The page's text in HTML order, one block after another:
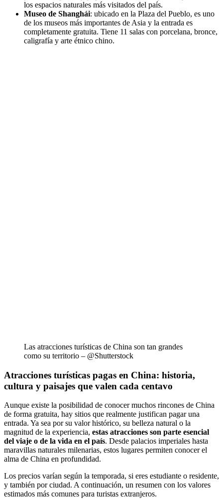
los espacios naturales más visitados del país.
Museo de Shanghái: ubicado en la Plaza del Pueblo, es uno
de los museos más importantes de Asia y la entrada es
completamente gratuita. Tiene 11 salas con porcelana, bronce,
caligrafía y arte étnico chino.
Las atracciones turísticas de China son tan grandes
como su territorio – @Shutterstock
Atracciones turísticas pagas en China: historia,
cultura y paisajes que valen cada centavo
Aunque existe la posibilidad de conocer muchos rincones de China
de forma gratuita, hay sitios que realmente justifican pagar una
entrada. Ya sea por su valor histórico, su belleza natural o la
magnitud de la experiencia, estas atracciones son parte esencial
del viaje o de la vida en el país. Desde palacios imperiales hasta
maravillas naturales milenarias, estos lugares permiten conocer el
alma de China en profundidad.
Los precios varían según la temporada, si eres estudiante o residente,
y también por ciudad. A continuación, un resumen con los valores
estimados más comunes para turistas extranjeros.